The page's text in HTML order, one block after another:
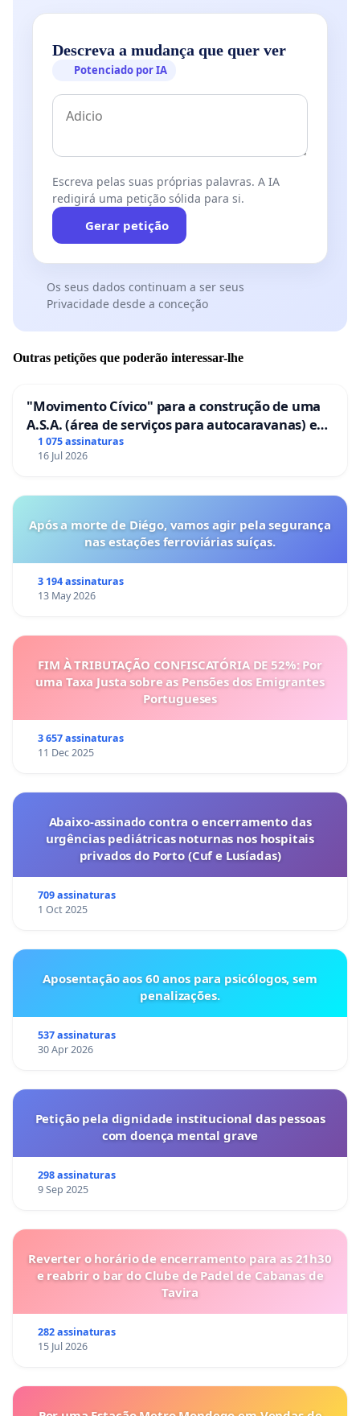
Descreva a mudança que quer ver
Potenciado por IA
Escreva pelas suas próprias palavras. A IA
redigirá uma petição sólida para si.
Gerar petição
Os seus dados continuam a ser seus
Privacidade desde a conceção
Outras petições que poderão interessar-lhe
"Movimento Cívico" para a construção de uma
A.S.A. (área de serviços para autocaravanas) em
Coimbra
1 075 assinaturas
16 Jul 2026
Após a morte de Diégo, vamos agir pela segurança
nas estações ferroviárias suíças.
3 194 assinaturas
13 May 2026
FIM À TRIBUTAÇÃO CONFISCATÓRIA DE 52%: Por
uma Taxa Justa sobre as Pensões dos Emigrantes
Portugueses
3 657 assinaturas
11 Dec 2025
Abaixo-assinado contra o encerramento das
urgências pediátricas noturnas nos hospitais
privados do Porto (Cuf e Lusíadas)
709 assinaturas
1 Oct 2025
Aposentação aos 60 anos para psicólogos, sem
penalizações.
537 assinaturas
30 Apr 2026
Petição pela dignidade institucional das pessoas
com doença mental grave
298 assinaturas
9 Sep 2025
Reverter o horário de encerramento para as 21h30
e reabrir o bar do Clube de Padel de Cabanas de
Tavira
282 assinaturas
15 Jul 2026